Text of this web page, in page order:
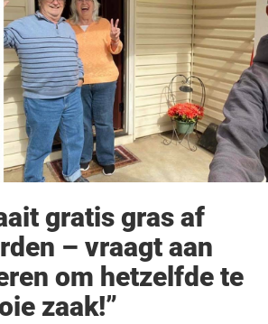
gratis gras af
– vraagt aan
om hetzelfde te
zaak!”